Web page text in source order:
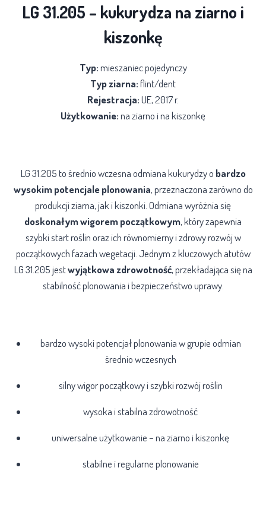
LG 31.205 – kukurydza na ziarno i
kiszonkę
Typ:mieszaniec pojedynczy
Typ ziarna:flint/dent
Rejestracja:UE, 2017 r.
Użytkowanie:na ziarno i na kiszonkę
LG 31.205 to średnio wczesna odmiana kukurydzy o bardzo
wysokim potencjale plonowania, przeznaczona zarówno do
produkcji ziarna, jak i kiszonki. Odmiana wyróżnia się
doskonałym wigorem początkowym, który zapewnia
szybki start roślin oraz ich równomierny i zdrowy rozwój w
początkowych fazach wegetacji. Jednym z kluczowych atutów
LG 31.205 jestwyjątkowa zdrowotność, przekładająca się na
stabilność plonowania i bezpieczeństwo uprawy.
bardzo wysoki potencjał plonowania w grupie odmian
średnio wczesnych
silny wigor początkowy i szybki rozwój roślin
wysoka i stabilna zdrowotność
uniwersalne użytkowanie – na ziarno i kiszonkę
stabilne i regularne plonowanie